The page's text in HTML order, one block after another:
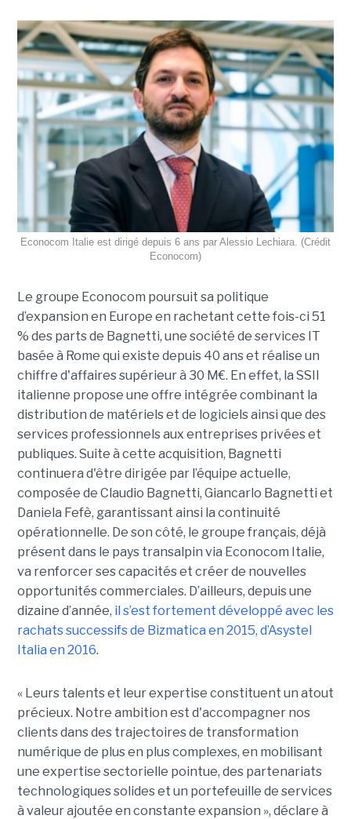
Econocom Italie est dirigé depuis 6 ans par Alessio Lechiara. (Crédit
Econocom)
Le groupe Econocom poursuit sa politique
d’expansion en Europe en rachetant cette fois-ci 51
% des parts de Bagnetti, une société de services IT
basée à Rome qui existe depuis 40 ans et réalise un
chiffre d'affaires supérieur à 30 M€. En effet, la SSII
italienne propose une offre intégrée combinant la
distribution de matériels et de logiciels ainsi que des
services professionnels aux entreprises privées et
publiques. Suite à cette acquisition, Bagnetti
continuera d'être dirigée par l’équipe actuelle,
composée de Claudio Bagnetti, Giancarlo Bagnetti et
Daniela Fefè, garantissant ainsi la continuité
opérationnelle. De son côté, le groupe français, déjà
présent dans le pays transalpin via Econocom Italie,
va renforcer ses capacités et créer de nouvelles
opportunités commerciales. D’ailleurs, depuis une
dizaine d’année, il s’est fortement développé avec les
rachats successifs de Bizmatica en 2015, d’Asystel
Italia en 2016.
« Leurs talents et leur expertise constituent un atout
précieux. Notre ambition est d'accompagner nos
clients dans des trajectoires de transformation
numérique de plus en plus complexes, en mobilisant
une expertise sectorielle pointue, des partenariats
technologiques solides et un portefeuille de services
à valeur ajoutée en constante expansion », déclare à